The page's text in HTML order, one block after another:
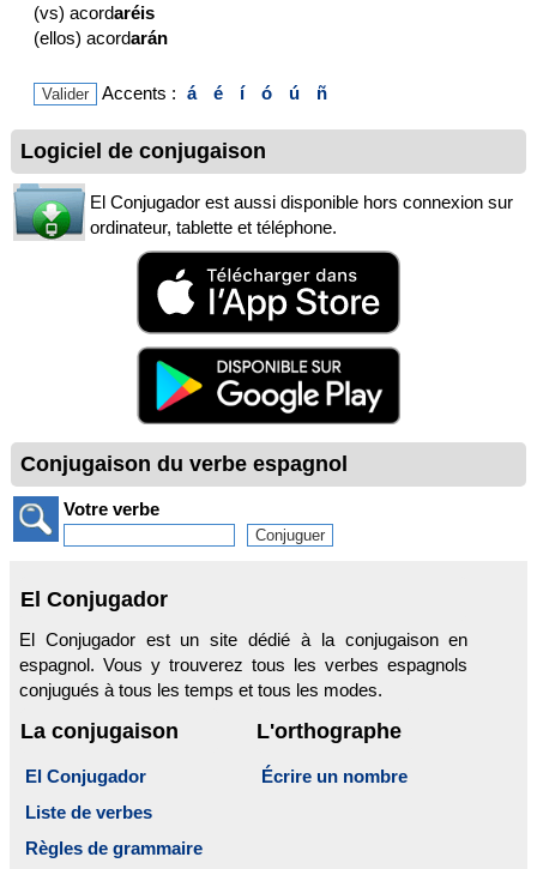
(vs) acordaréis
(ellos) acordarán
Accents : á é í ó ú ñ
Logiciel de conjugaison
El Conjugador est aussi disponible hors connexion sur
ordinateur, tablette et téléphone.
Conjugaison du verbe espagnol
Votre verbe
El Conjugador
El Conjugador est un site dédié à la conjugaison en
espagnol. Vous y trouverez tous les verbes espagnols
conjugués à tous les temps et tous les modes.
La conjugaison
El Conjugador
Liste de verbes
Règles de grammaire
L'orthographe
Écrire un nombre